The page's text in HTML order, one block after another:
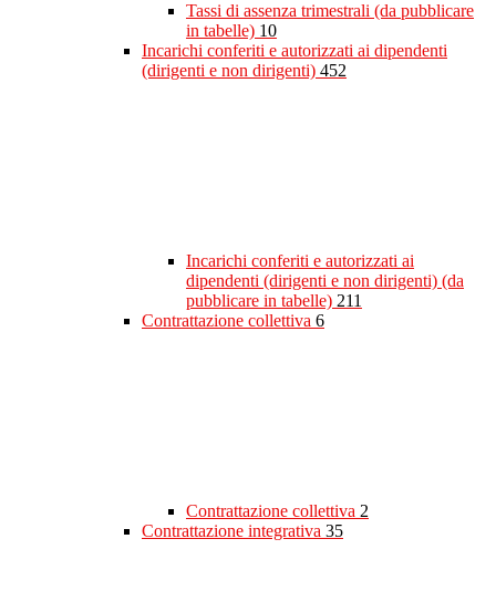
Tassi di assenza trimestrali (da pubblicare
in tabelle) 10
Incarichi conferiti e autorizzati ai dipendenti
(dirigenti e non dirigenti) 452
Incarichi conferiti e autorizzati ai
dipendenti (dirigenti e non dirigenti) (da
pubblicare in tabelle) 211
Contrattazione collettiva 6
Contrattazione collettiva 2
Contrattazione integrativa 35